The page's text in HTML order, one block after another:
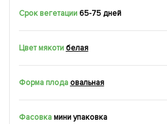
Срок вегетации 65-75 дней
Цвет мякоти белая
Форма плода овальная
Фасовкамини упаковка